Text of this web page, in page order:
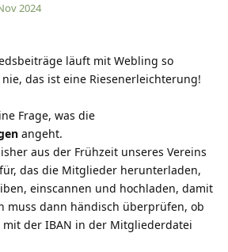
2024
läuft mit Webling so
das ist eine Riesenerleichterung!
Frage, was die
angeht.
aus der Frühzeit unseres Vereins
das die Mitglieder herunterladen,
einscannen und hochladen, damit
muss dann händisch überprüfen, ob
mit der IBAN in der Mitgliederdatei